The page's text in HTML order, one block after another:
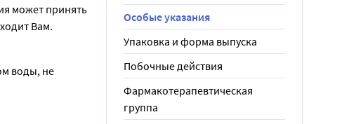
может принять
Вам.
воды, не
Особые указания
Упаковка и форма выпуска
Побочные действия
Фармакотерапевтическая
группа